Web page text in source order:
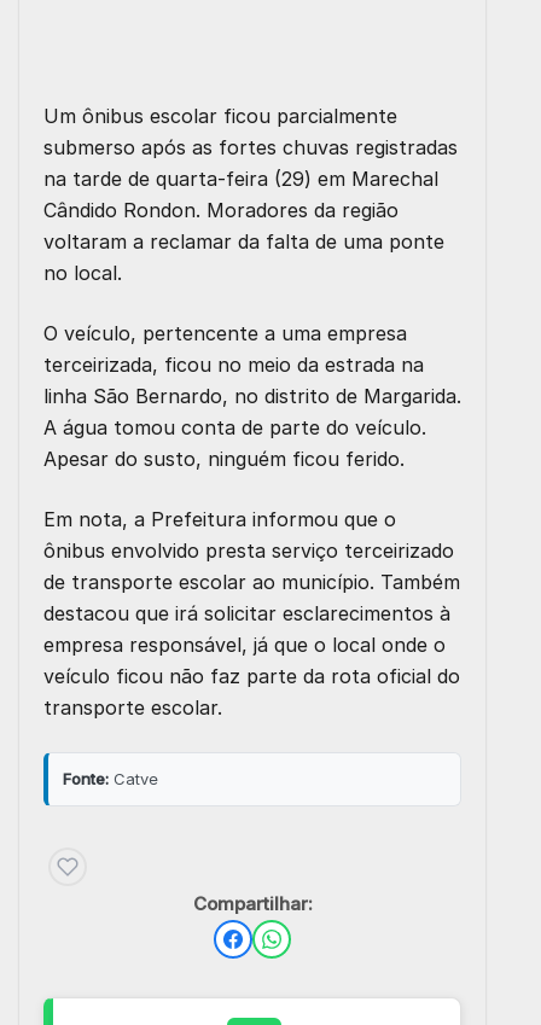
Um ônibus escolar ficou parcialmente
submerso após as fortes chuvas registradas
na tarde de quarta-feira (29) em Marechal
Cândido Rondon. Moradores da região
voltaram a reclamar da falta de uma ponte
no local.
O veículo, pertencente a uma empresa
terceirizada, ficou no meio da estrada na
linha São Bernardo, no distrito de Margarida.
A água tomou conta de parte do veículo.
Apesar do susto, ninguém ficou ferido.
Em nota, a Prefeitura informou que o
ônibus envolvido presta serviço terceirizado
de transporte escolar ao município. Também
destacou que irá solicitar esclarecimentos à
empresa responsável, já que o local onde o
veículo ficou não faz parte da rota oficial do
transporte escolar.
Fonte: Catve
Compartilhar: